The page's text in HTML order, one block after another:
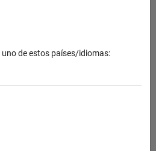
de estos países/idiomas: